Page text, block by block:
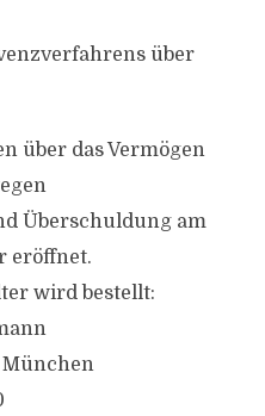
über
über das Vermögen
Überschuldung am
eröffnet.
wird bestellt: